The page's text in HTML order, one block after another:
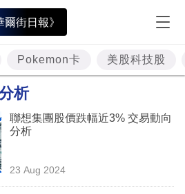
街日報》
Pokemon卡 美股科技股
析
聯想集團股價跌幅近3% 交易動向
分析
23 Aug 2024